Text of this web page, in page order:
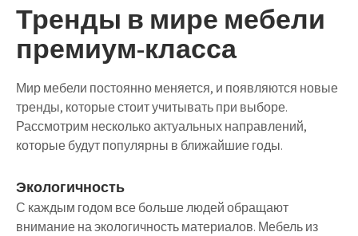
Тренды в мире мебели
премиум-класса
Мир мебели постоянно меняется, и появляются новые
тренды, которые стоит учитывать при выборе.
Рассмотрим несколько актуальных направлений,
которые будут популярны в ближайшие годы.
Экологичность
С каждым годом все больше людей обращают
внимание на экологичность материалов. Мебель из